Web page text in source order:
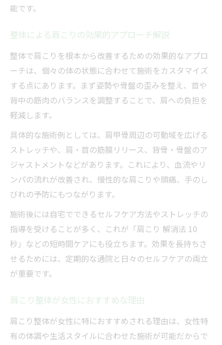
能です。
整体による肩こりの効果的アプローチ解説
整体で肩こりを根本から改善するための効果的なアプロ
ーチは、個々の体の状態に合わせて施術をカスタマイズ
する点にあります。まず姿勢や骨盤の歪みを整え、首や
背中の筋肉のバランスを調整することで、肩への負担を
軽減します。
具体的な施術例としては、肩甲骨周辺の可動域を広げる
ストレッチや、肩・首の筋膜リリース、背骨・骨盤のア
ジャストメントなどがあります。これにより、血流やリ
ンパの流れが改善され、慢性的な肩こりや頭痛、手のし
びれの予防にもつながります。
施術後には自宅でできるセルフケア方法やストレッチの
指導を受けることが多く、これが「肩こり 解消法 10
秒」などの短時間ケアにも役立ちます。効果を長持ちさ
せるためには、定期的な通院と日々のセルフケアの両立
が重要です。
肩こり整体が女性におすすめな理由
肩こり整体が女性に特におすすめされる理由は、女性特
有の体調や生活スタイルに合わせた施術が可能だからで